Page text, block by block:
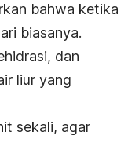
bahwa ketika
biasanya.
dan
liur yang
sekali, agar